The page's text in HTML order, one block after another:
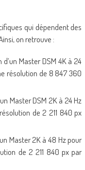
qui dépendent des
on retrouve :
Master DSM 4K à 24
résolution de 8 847 360
Master DSM 2K à 24 Hz
de 2 211 840 px
Master 2K à 48 Hz pour
de 2 211 840 px par